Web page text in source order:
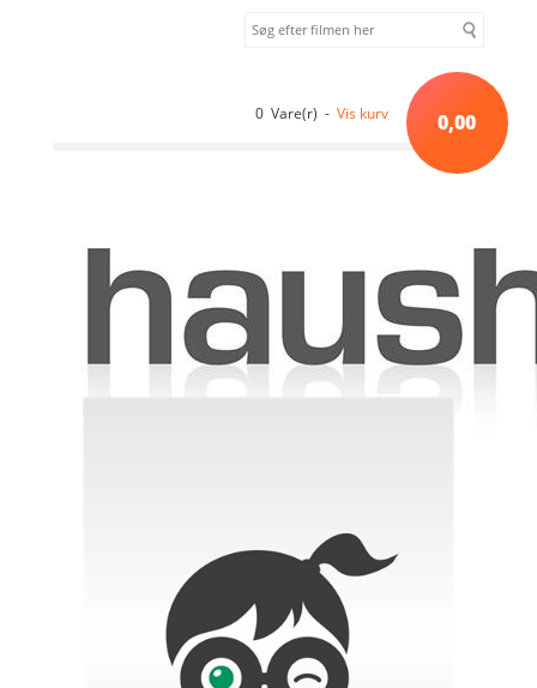
0 Vare(r) - Vis kurv 0,00
Sortiment uden kategori TENDER MERCIES - BD [BLU-RAY]